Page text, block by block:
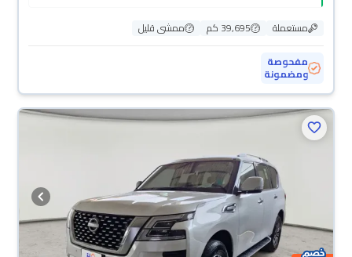
مستعملة 39,695 كم
ممشى قليل
مفحوصة
ومضمونة